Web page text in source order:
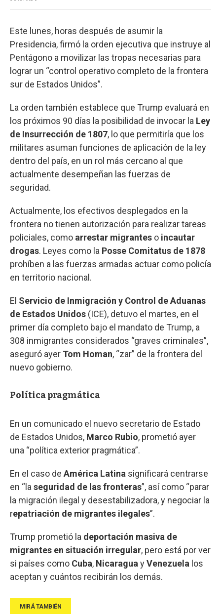
Este lunes, horas después de asumir la
Presidencia, firmó la orden ejecutiva que instruye al
Pentágono a movilizar las tropas necesarias para
lograr un “control operativo completo de la frontera
sur de Estados Unidos”.
La orden también establece que Trump evaluará en
los próximos 90 días la posibilidad de invocar la Ley
de Insurrección de 1807, lo que permitiría que los
militares asuman funciones de aplicación de la ley
dentro del país, en un rol más cercano al que
actualmente desempeñan las fuerzas de
seguridad.
Actualmente, los efectivos desplegados en la
frontera no tienen autorización para realizar tareas
policiales, como arrestar migrantes o incautar
drogas. Leyes como la Posse Comitatus de 1878
prohíben a las fuerzas armadas actuar como policía
en territorio nacional.
El Servicio de Inmigración y Control de Aduanas
de Estados Unidos (ICE), detuvo el martes, en el
primer día completo bajo el mandato de Trump, a
308 inmigrantes considerados “graves criminales”,
aseguró ayer Tom Homan, “zar” de la frontera del
nuevo gobierno.
Política pragmática
En un comunicado el nuevo secretario de Estado
de Estados Unidos, Marco Rubio, prometió ayer
una “política exterior pragmática”.
En el caso de América Latina significará centrarse
en “la seguridad de las fronteras”, así como “parar
la migración ilegal y desestabilizadora, y negociar la
repatriación de migrantes ilegales”.
Trump prometió la deportación masiva de
migrantes en situación irregular, pero está por ver
si países como Cuba, Nicaragua yVenezuela los
aceptan y cuántos recibirán los demás.